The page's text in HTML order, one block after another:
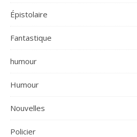
Épistolaire
Fantastique
humour
Humour
Nouvelles
Policier